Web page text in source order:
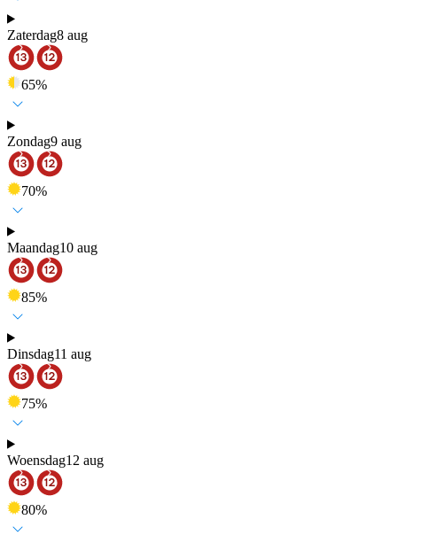
Zaterdag8 aug
65%
Zondag9 aug
70%
Maandag10 aug
85%
Dinsdag11 aug
75%
Woensdag12 aug
80%